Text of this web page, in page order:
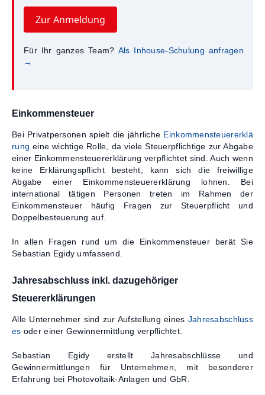
Zur Anmeldung
Für Ihr ganzes Team? Als Inhouse-Schulung anfragen
→
Einkommensteuer
Bei Privatpersonen spielt die jährliche Einkommensteuererklä
rung eine wichtige Rolle, da viele Steuerpflichtige zur Abgabe
einer Einkommensteuererklärung verpflichtet sind. Auch wenn
keine Erklärungspflicht besteht, kann sich die freiwillige
Abgabe einer Einkommensteuererklärung lohnen. Bei
international tätigen Personen treten im Rahmen der
Einkommensteuer häufig Fragen zur Steuerpflicht und
Doppelbesteuerung auf.
In allen Fragen rund um die Einkommensteuer berät Sie
Sebastian Egidy umfassend.
Jahresabschluss inkl. dazugehöriger
Steuererklärungen
Alle Unternehmer sind zur Aufstellung eines Jahresabschluss
es oder einer Gewinnermittlung verpflichtet.
Sebastian Egidy erstellt Jahresabschlüsse und
Gewinnermittlungen für Unternehmen, mit besonderer
Erfahrung bei Photovoltaik-Anlagen und GbR.